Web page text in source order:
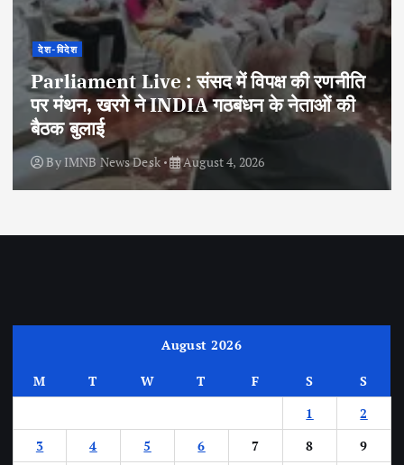
देश-विदेश
Parliament Live : संसद में विपक्ष की रणनीति
पर मंथन, खरगे ने INDIA गठबंधन के नेताओं की
बैठक बुलाई
ByIMNB News Desk August 4, 2026
August 2026
M T W T F S
S
1
2
3
4 5 6 7 8
9